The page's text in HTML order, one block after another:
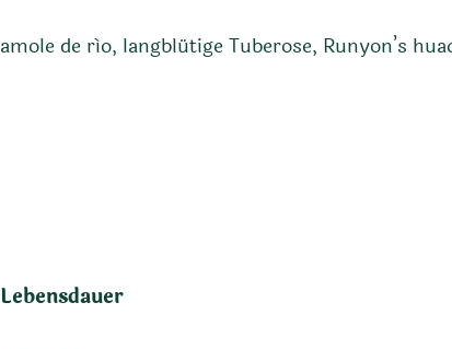
amole de río, langblütige Tuberose, Runyon’s
Lebensdauer